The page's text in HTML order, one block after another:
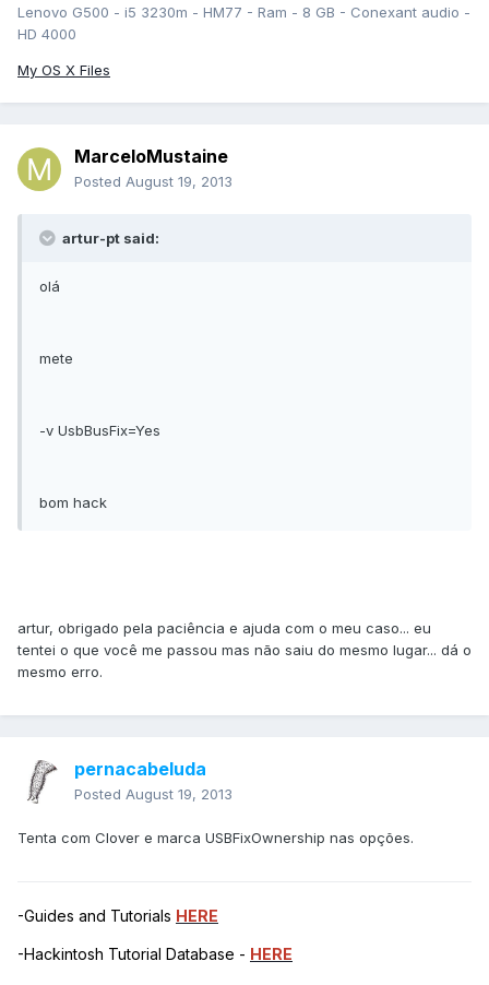
Lenovo G500 - i5 3230m - HM77 - Ram - 8 GB - Conexant audio -
HD 4000
My OS X Files
MarceloMustaine
Posted August 19, 2013
artur-pt said:
olá
mete
-v UsbBusFix=Yes
bom hack
artur, obrigado pela paciência e ajuda com o meu caso... eu
tentei o que você me passou mas não saiu do mesmo lugar... dá o
mesmo erro.
pernacabeluda
Posted August 19, 2013
Tenta com Clover e marca USBFixOwnership nas opções.
-Guides and Tutorials HERE
-Hackintosh Tutorial Database - HERE